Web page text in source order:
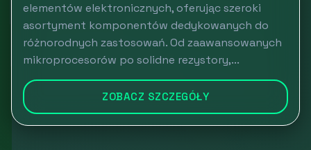
elementów elektronicznych, oferując szeroki
asortyment komponentów dedykowanych do
różnorodnych zastosowań. Od zaawansowanych
mikroprocesorów po solidne rezystory,...
ZOBACZ SZCZEGÓŁY